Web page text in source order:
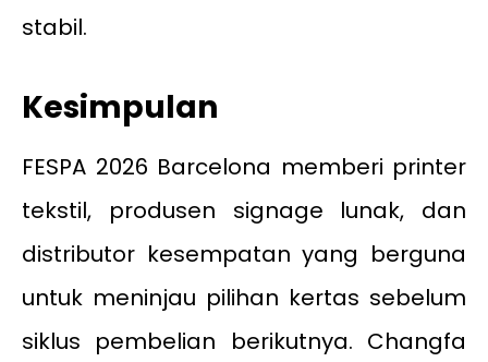
stabil.
Kesimpulan
FESPA 2026 Barcelona memberi printer
tekstil, produsen signage lunak, dan
distributor kesempatan yang berguna
untuk meninjau pilihan kertas sebelum
siklus pembelian berikutnya. Changfa